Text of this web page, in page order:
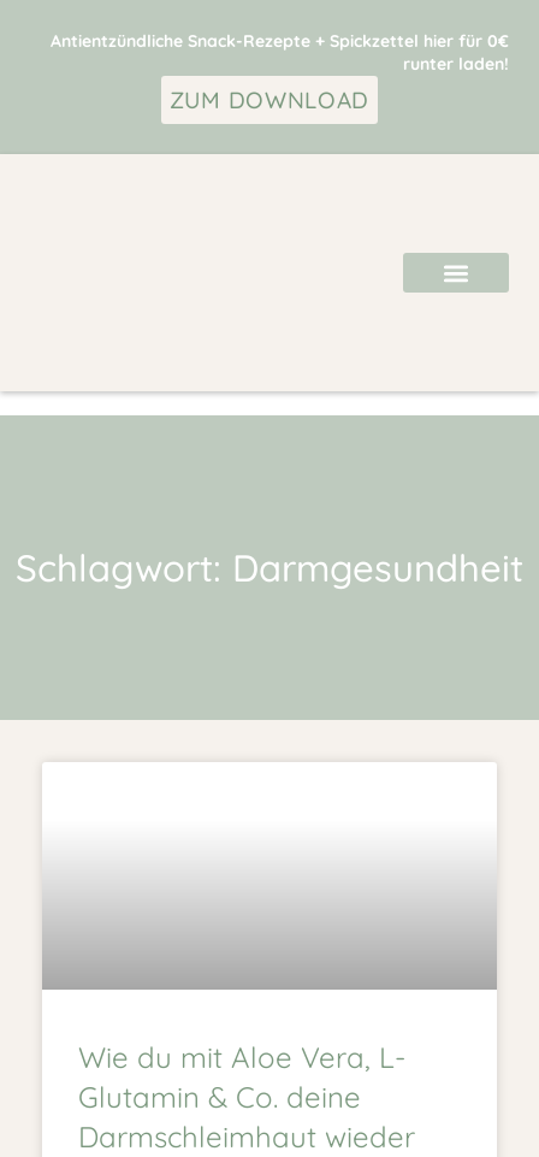
Antientzündliche Snack-Rezepte + Spickzettel hier für 0€
runter laden!
ZUM DOWNLOAD
Schlagwort: Darmgesundheit
Wie du mit Aloe Vera, L-
Glutamin & Co. deine
Darmschleimhaut wieder